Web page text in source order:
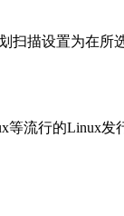
扫描设置为在
等流行的Linux发